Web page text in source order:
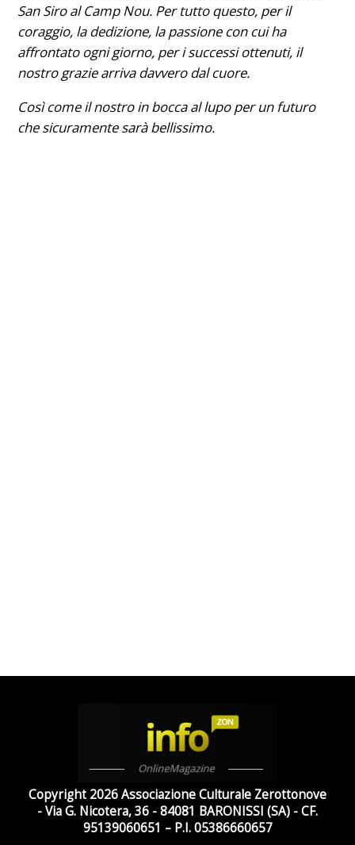
San Siro al Camp Nou. Per tutto questo, per il
coraggio, la dedizione, la passione con cui ha
affrontato ogni giorno, per i successi ottenuti, il
nostro grazie arriva davvero dal cuore.
Così come il nostro in bocca al lupo per un futuro
che sicuramente sarà bellissimo.
Copyright 2026 Associazione Culturale Zerottonove
- Via G. Nicotera, 36 - 84081 BARONISSI (SA) - CF.
95139060651 – P.I. 05386660657